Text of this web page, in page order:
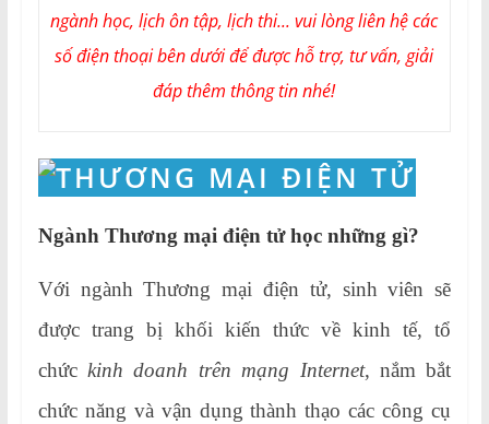
ngành học, lịch ôn tập, lịch thi... vui lòng liên hệ các
số điện thoại bên dưới để được hỗ trợ, tư vấn, giải
đáp thêm thông tin nhé!
Ngành Thương mại điện tử học những gì?
Với ngành Thương mại điện tử, sinh viên sẽ
được trang bị khối kiến thức về kinh tế, tổ
chứckinh doanh trên mạng Internet, nắm bắt
chức năng và vận dụng thành thạo các công cụ